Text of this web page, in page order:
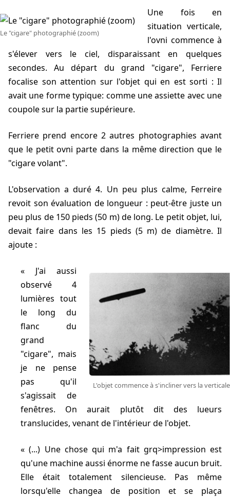
Le "cigare" photographié (zoom)
Une fois en
situation verticale,
l'ovni commence à
s'élever vers le ciel, disparaissant en quelques
secondes. Au départ du grand "cigare", Ferriere
focalise son attention sur l'objet qui en est sorti : Il
avait une forme typique: comme une assiette avec une
coupole sur la partie supérieure.
Ferriere prend encore 2 autres photographies avant
que le petit ovni parte dans la même direction que le
"cigare volant".
L'observation a duré4. Un peu plus calme, Ferreire
revoit son évaluation de longueur : peut-être juste un
peu plus de 150 pieds (50 m) de long. Le petit objet, lui,
devait faire dans les 15 pieds (5 m) de diamètre. Il
ajoute :
L'objet commence à s'incliner vers la verticale
J'ai aussi
observé 4
lumières tout
le long du
flanc du
grand
"cigare", mais
je ne pense
pas qu'il
s'agissait de
fenêtres. On aurait plutôt dit des lueurs
translucides, venant de l'intérieur de l'objet.
(...) Une chose qui m'a fait grq>impression est
qu'une machine aussi énorme ne fasse aucun bruit.
Elle était totalement silencieuse. Pas même
lorsqu'elle changea de position et se plaça